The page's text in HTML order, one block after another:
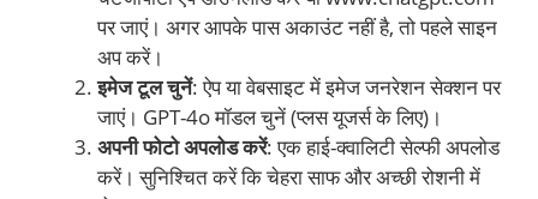
पर जाएं। अगर आपके पास अकाउंट नहीं है, तो पहले साइन
अप करें।
इमेज टूल चुनें: ऐप या वेबसाइट में इमेज जनरेशन सेक्शन पर
जाएं। GPT-4o मॉडल चुनें (प्लस यूजर्स के लिए)।
अपनी फोटो अपलोड करें: एक हाई-क्वालिटी सेल्फी अपलोड
करें। सुनिश्चित करें कि चेहरा साफ और अच्छी रोशनी में